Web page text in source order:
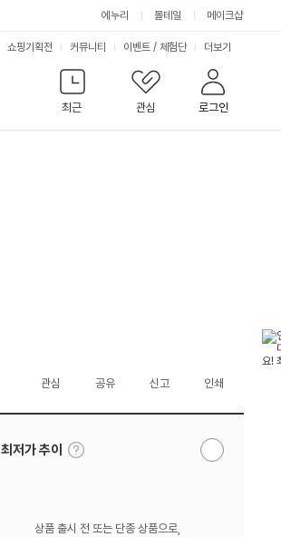
에누리 몰테일 메이크샵
최근
관심 로그인
쇼핑기획전 커뮤니티 이벤트 / 체험단 서
비
스
더보기
관심 공유 신고 인쇄
최저가 추이
툴
팁
알
상품 출시 전 또는 단종 상품으로,